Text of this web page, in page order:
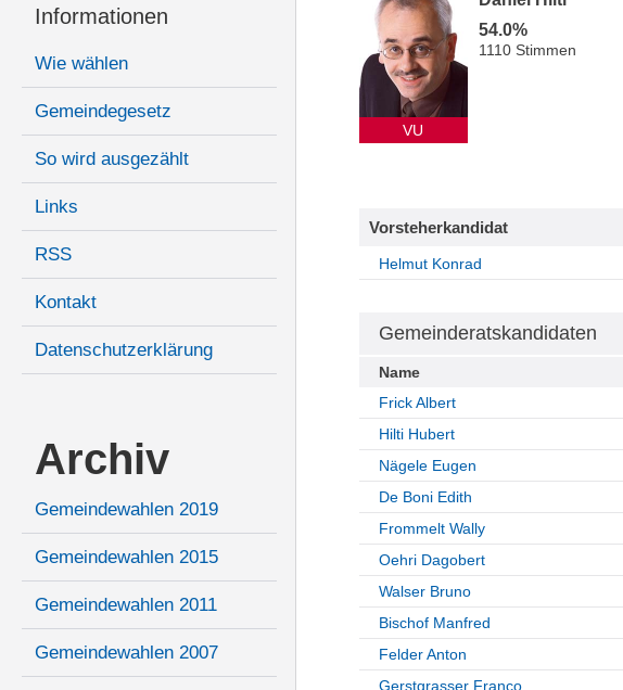
Informationen
Wie wählen
Gemeindegesetz
So wird ausgezählt
Links
RSS
Kontakt
Datenschutzerklärung
Archiv
Gemeindewahlen 2019
Gemeindewahlen 2015
Gemeindewahlen 2011
Gemeindewahlen 2007
VU
54.0%
1110 Stimmen
Vorsteherkandidat
Helmut Konrad
Gemeinderatskandidaten
Name
Frick Albert
Hilti Hubert
Nägele Eugen
De Boni Edith
Frommelt Wally
Oehri Dagobert
Walser Bruno
Bischof Manfred
Felder Anton
Gerstgrasser Franco